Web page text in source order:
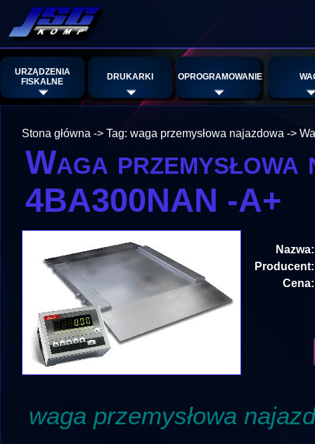
URZĄDZENIA
FISKALNE
DRUKARKI OPROGRAMOWANIE
Stona główna -> Tag: waga przemysłowa najazdowa ->
Waga
4BA300NAN -A+
Nazwa:
Producent:
Cena:
waga przemysłowa